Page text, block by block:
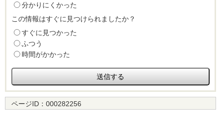
分かりにくかった
この情報はすぐに見つけられましたか？
すぐに見つかった
ふつう
時間がかかった
ページID： 000282256